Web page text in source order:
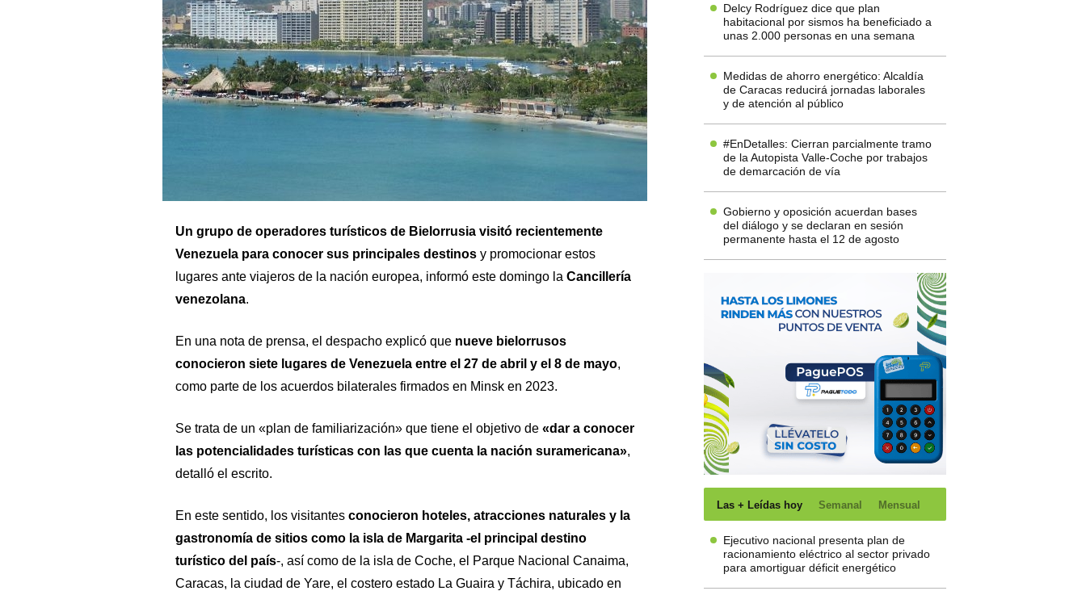
Un grupo de operadores turísticos de Bielorrusia visitó recientemente
Venezuela para conocer sus principales destinosy promocionar estos
lugares ante viajeros de la nación europea, informó este domingo la Cancillería
venezolana.
En una nota de prensa, el despacho explicó quenueve bielorrusos
conocieron siete lugares de Venezuela entre el 27 de abril y el 8 de mayo,
como parte de los acuerdos bilaterales firmados en Minsk en 2023.
Se trata de un «plan de familiarización» que tiene el objetivo de «dar a conocer
las potencialidades turísticas con las que cuenta la nación suramericana»,
detalló el escrito.
En este sentido, los visitantes conocieron hoteles, atracciones naturales y la
gastronomía de sitios como la isla de Margarita -el principal destino
turístico del país-, así como de la isla de Coche, el Parque Nacional Canaima,
Caracas, la ciudad de Yare, el costero estado La Guaira y Táchira, ubicado en
Delcy Rodríguez dice que plan
habitacional por sismos ha beneficiado a
unas 2.000 personas en una semana
Medidas de ahorro energético: Alcaldía
de Caracas reducirá jornadas laborales
y de atención al público
#EnDetalles: Cierran parcialmente tramo
de la Autopista Valle-Coche por trabajos
de demarcación de vía
Gobierno y oposición acuerdan bases
del diálogo y se declaran en sesión
permanente hasta el 12 de agosto
Las + Leídas hoy Semanal Mensual
Ejecutivo nacional presenta plan de
racionamiento eléctrico al sector privado
para amortiguar déficit energético